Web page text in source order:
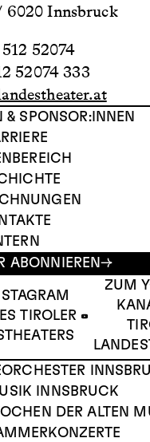
6020 Innsbruck
52074
52074 333
& SPONSOR:INNEN
ABONNIEREN
TIROLER
ZUM
INNSBRUCK
DER ALTEN